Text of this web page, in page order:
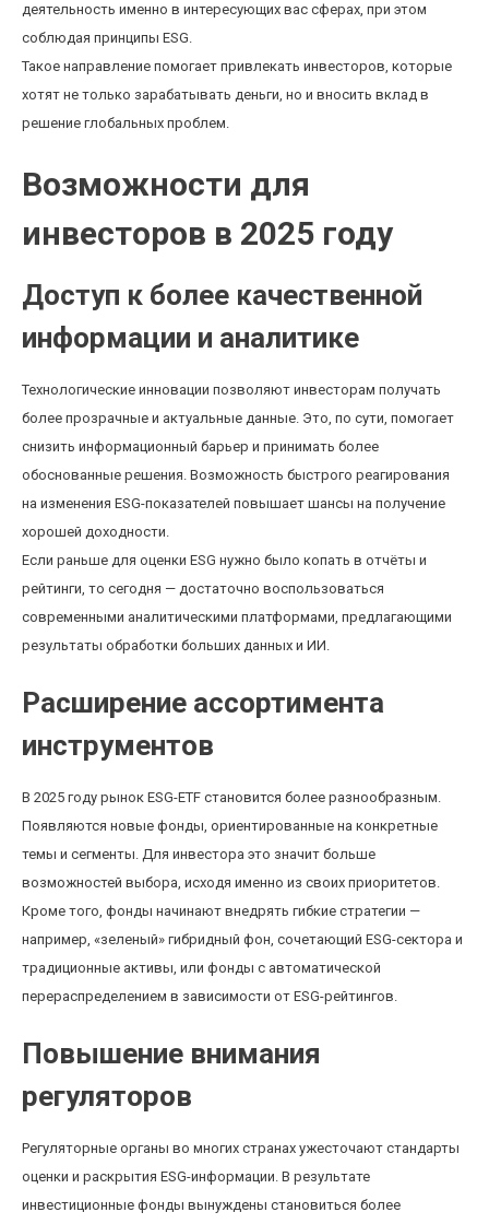
деятельность именно в интересующих вас сферах, при этом
соблюдая принципы ESG.
Такое направление помогает привлекать инвесторов, которые
хотят не только зарабатывать деньги, но и вносить вклад в
решение глобальных проблем.
Возможности для
инвесторов в 2025 году
Доступ к более качественной
информации и аналитике
Технологические инновации позволяют инвесторам получать
более прозрачные и актуальные данные. Это, по сути, помогает
снизить информационный барьер и принимать более
обоснованные решения. Возможность быстрого реагирования
на изменения ESG-показателей повышает шансы на получение
хорошей доходности.
Если раньше для оценки ESG нужно было копать в отчёты и
рейтинги, то сегодня — достаточно воспользоваться
современными аналитическими платформами, предлагающими
результаты обработки больших данных и ИИ.
Расширение ассортимента
инструментов
В 2025 году рынок ESG-ETF становится более разнообразным.
Появляются новые фонды, ориентированные на конкретные
темы и сегменты. Для инвестора это значит больше
возможностей выбора, исходя именно из своих приоритетов.
Кроме того, фонды начинают внедрять гибкие стратегии —
например, «зеленый» гибридный фон, сочетающий ESG-сектора и
традиционные активы, или фонды с автоматической
перераспределением в зависимости от ESG-рейтингов.
Повышение внимания
регуляторов
Регуляторные органы во многих странах ужесточают стандарты
оценки и раскрытия ESG-информации. В результате
инвестиционные фонды вынуждены становиться более